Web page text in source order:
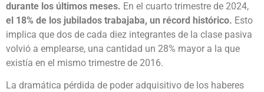
durante los últimos meses. En el cuarto trimestre de 2024,
el 18% de los jubilados trabajaba, un récord histórico. Esto
implica que dos de cada diez integrantes de la clase pasiva
volvió a emplearse, una cantidad un 28% mayor a la que
existía en el mismo trimestre de 2016.
La dramática pérdida de poder adquisitivo de los haberes